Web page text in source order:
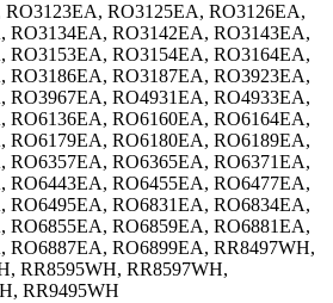
RO3123EA, RO3125EA, RO3126EA,
RO3134EA, RO3142EA, RO3143EA,
RO3153EA, RO3154EA, RO3164EA,
RO3186EA, RO3187EA, RO3923EA,
RO3967EA, RO4931EA, RO4933EA,
RO6136EA, RO6160EA, RO6164EA,
RO6179EA, RO6180EA, RO6189EA,
RO6357EA, RO6365EA, RO6371EA,
RO6443EA, RO6455EA, RO6477EA,
RO6495EA, RO6831EA, RO6834EA,
RO6855EA, RO6859EA, RO6881EA,
RO6887EA, RO6899EA, RR8497WH,
RR8595WH, RR8597WH,
RR9495WH